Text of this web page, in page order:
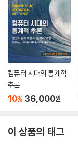
컴퓨터 시대의 통계적
추론
10% 36,000원
이 상품의 태그